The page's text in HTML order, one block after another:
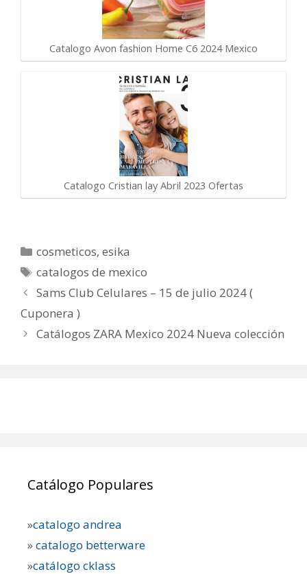
Catalogo Avon fashion Home C6 2024 Mexico
Catalogo Cristian lay Abril 2023 Ofertas
Categorías
cosmeticos,esika
Etiquetas
catalogos de mexico
Sams Club Celulares – 15 de julio 2024 (
Cuponera )
Catálogos ZARA Mexico 2024 Nueva colección
Catálogo Populares
»catalogo andrea
»catalogo betterware
»catálogo cklass